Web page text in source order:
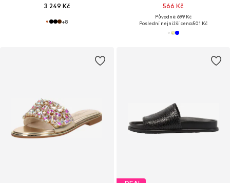
3 249 Kč
+8
566 Kč
Původně: 699 Kč
Poslední nejnižší cena:501 Kč